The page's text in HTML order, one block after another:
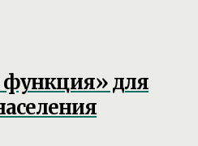
функция» для